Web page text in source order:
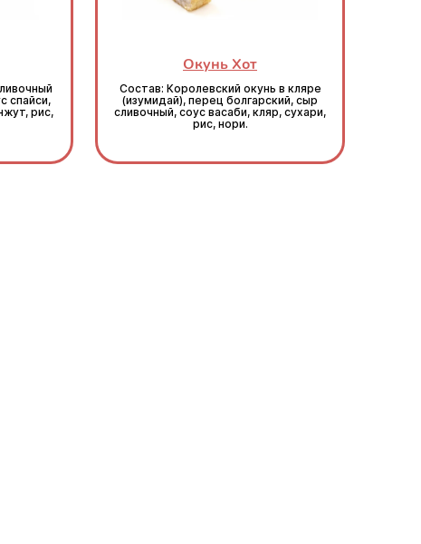
спайси,
рис,
Окунь Хот
Состав: Королевский окунь в кляре
(изумидай), перец болгарский, сыр
сливочный, соус васаби, кляр, сухари,
рис, нори.